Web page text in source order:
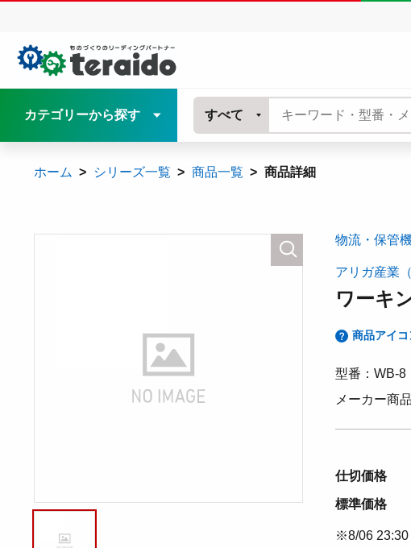
カテゴリーから探す すべて
ホーム シリーズ一覧 商品一覧 商品詳細
物流・保管
アリガ産業（
ワーキ
商品アイ
型番：WB-8
メーカー商
仕切価格
標準価格
※8/06 23:30